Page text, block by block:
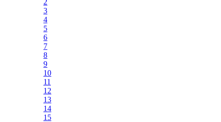
2
3
4
5
6
7
8
9
10
11
12
13
14
15